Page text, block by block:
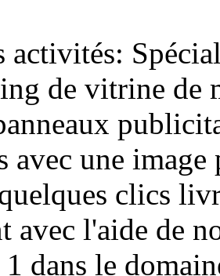
activités:
de vitrine de
avec une
clics
avec l'aide de
dans le